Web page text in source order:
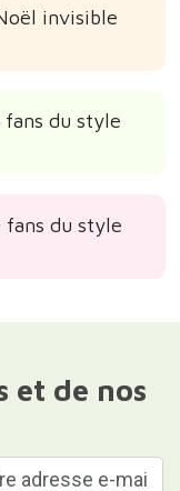
invisible
fans du style
fans du style
et de nos